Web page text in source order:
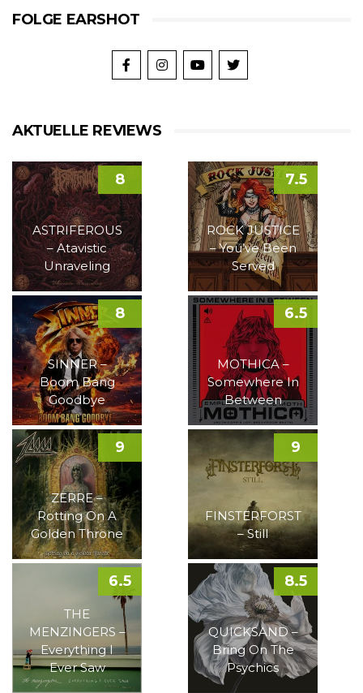
FOLGE EARSHOT
AKTUELLE REVIEWS
ASTRIFEROUS
– Atavistic
Unraveling
8
ROCK JUSTICE
– You’ve Been
Served
7.5
SINNER –
Boom Bang
Goodbye
8
MOTHICA –
Somewhere In
Between
6.5
ZERRE –
Rotting On A
Golden Throne
9
FINSTERFORST
– Still
9
THE
MENZINGERS –
Everything I
Ever Saw
6.5
QUICKSAND –
Bring On The
Psychics
8.5